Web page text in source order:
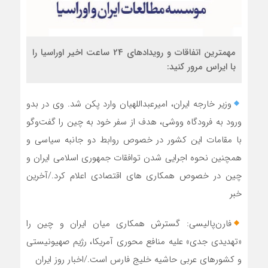
مهمترین اتفاقات و رویدادهای 24 ساعت اخیر اوراسیا را
با ایراس مرور کنید:
وزیر خارجه ایران، امیرعبداللهیان وارد پکن شد. وی در بدو
ورود به فرودگاه ووشی، هدف از سفر خود به چین را گفت‌وگو
با مقامات این کشور در خصوص روابط دو جانبه سیاسی و
همچنین نحوه اجرایی شدن توافقات جمهوری اسلامی ایران و
چین در خصوص همکاری های اقتصادی اعلام کرد./آخرین
خبر
فارن‌پالیسی: گسترش همکاری میان ایران و چین را
«تهدیدی جدی» علیه منافع محوری آمریکا، رژیم صهیونیستی
و کشورهای عربی حاشیه خلیج فارس است./اخبار روز ایران